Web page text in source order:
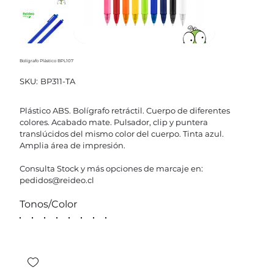
Bolígrafo Plástico BPL107
SKU: SKU
BP311-
BP311-TA
Plástico ABS. Bolígrafo retráctil. Cuerpo de diferentes
colores. Acabado mate. Pulsador, clip y puntera
translúcidos del mismo color del cuerpo. Tinta azul.
Amplia área de impresión.
Consulta Stock y más opciones de marcaje en:
pedidos@reideo.cl
Tonos/Color